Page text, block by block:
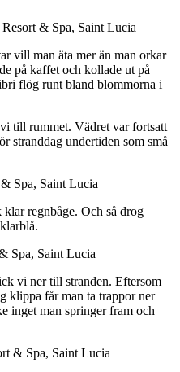
vill man äta mer än man orkar
på kaffet och kollade ut på
flög runt bland blommorna i
till rummet. Vädret var fortsatt
stranddag undertiden som små
regnbåge. Och så drog
vi ner till stranden. Eftersom
klippa får man ta trappor ner
inget man springer fram och